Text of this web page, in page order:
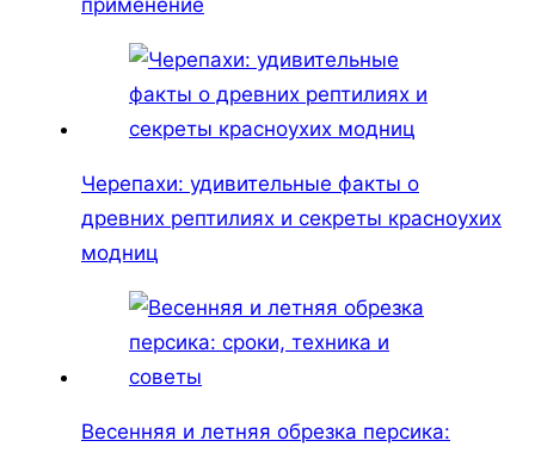
применение
Черепахи: удивительные факты о
древних рептилиях и секреты красноухих
модниц
Весенняя и летняя обрезка персика: